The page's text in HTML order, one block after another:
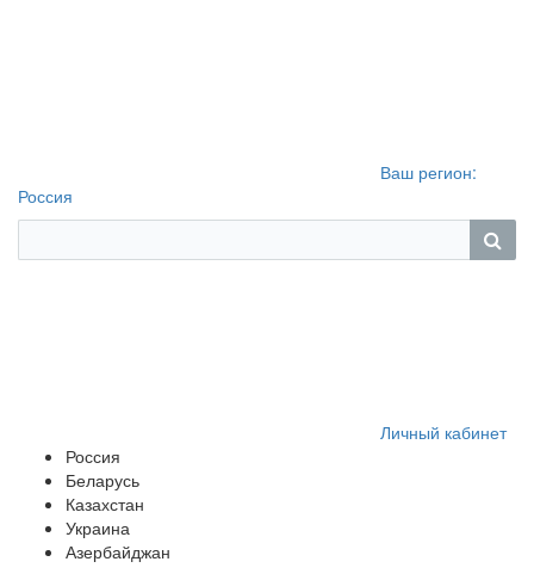
Ваш регион:
Россия
Личный кабинет
Россия
Беларусь
Казахстан
Украина
Азербайджан